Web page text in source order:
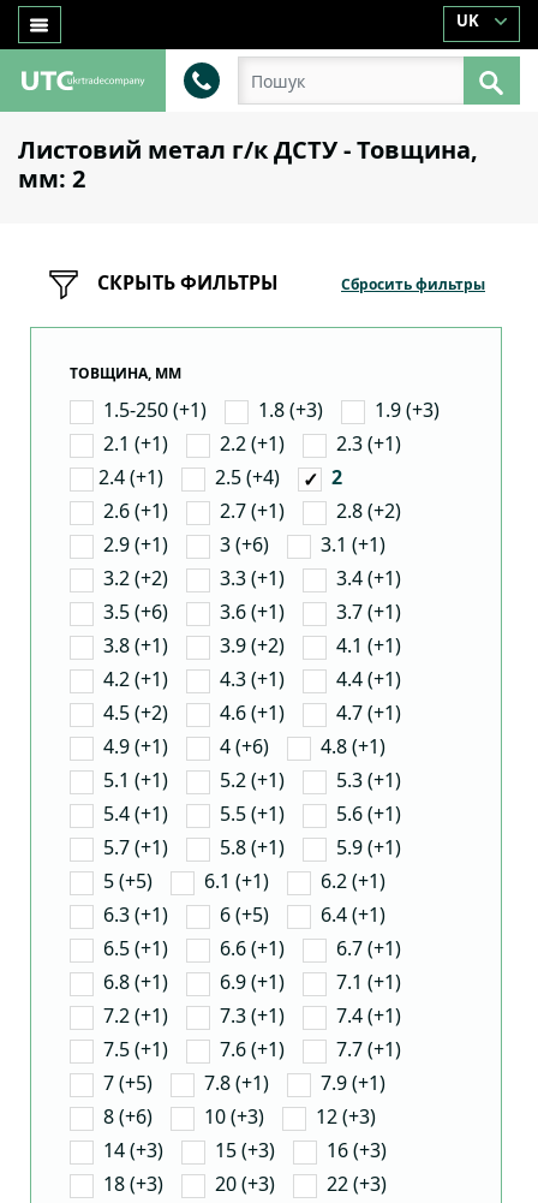
UK
Листовий метал г/к ДСТУ - Товщина,
мм: 2
СКРЫТЬ ФИЛЬТРЫ Сбросить фильтры
ТОВЩИНА, ММ
1.5-250 (+1) 1.8 (+3)
1.9 (+3)
2.1 (+1)
2.2 (+1)
2.3 (+1)
2.4 (+1)
2.5 (+4)
2
2.6 (+1)
2.7 (+1)
2.8 (+2)
2.9 (+1)
3 (+6)
3.1 (+1)
3.2 (+2)
3.3 (+1)
3.4 (+1)
3.5 (+6)
3.6 (+1)
3.7 (+1)
3.8 (+1)
3.9 (+2)
4.1 (+1)
4.2 (+1)
4.3 (+1)
4.4 (+1)
4.5 (+2)
4.6 (+1)
4.7 (+1)
4.9 (+1)
4 (+6)
4.8 (+1)
5.1 (+1)
5.2 (+1)
5.3 (+1)
5.4 (+1)
5.5 (+1)
5.6 (+1)
5.7 (+1)
5.8 (+1)
5.9 (+1)
5 (+5)
6.1 (+1)
6.2 (+1)
6.3 (+1)
6 (+5)
6.4 (+1)
6.5 (+1)
6.6 (+1)
6.7 (+1)
6.8 (+1)
6.9 (+1)
7.1 (+1)
7.2 (+1)
7.3 (+1)
7.4 (+1)
7.5 (+1)
7.6 (+1)
7.7 (+1)
7 (+5)
7.8 (+1)
7.9 (+1)
8 (+6)
10 (+3)
12 (+3)
14 (+3)
15 (+3)
16 (+3)
18 (+3)
20 (+3)
22 (+3)